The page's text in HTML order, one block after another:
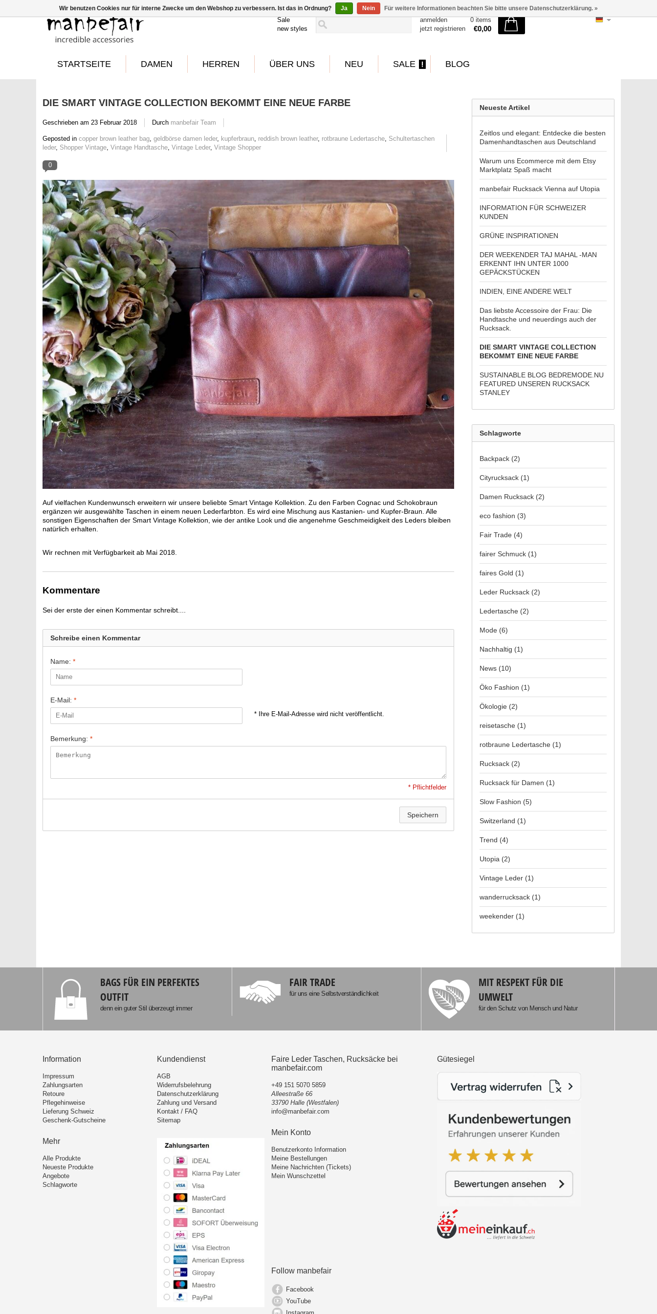
Sale
new styles
anmelden
jetzt registrieren
0 items
€0,00
STARTSEITE DAMEN HERREN ÜBER UNS NEU SALE BLOG
DIE SMART VINTAGE COLLECTION BEKOMMT EINE NEUE FARBE
Geschrieben am 23 Februar 2018 Durch manbefair Team
Geposted in copper brown leather bag, geldbörse damen leder, kupferbraun, reddish brown leather, rotbraune Ledertasche, Schultertaschen
leder, Shopper Vintage, Vintage Handtasche, Vintage Leder, Vintage Shopper
0
Auf vielfachen Kundenwunsch erweitern wir unsere beliebte Smart Vintage Kollektion. Zu den Farben Cognac und Schokobraun
ergänzen wir ausgewählte Taschen in einem neuen Lederfarbton. Es wird eine Mischung aus Kastanien- und Kupfer-Braun. Alle
sonstigen Eigenschaften der Smart Vintage Kollektion, wie der antike Look und die angenehme Geschmeidigkeit des Leders bleiben
natürlich erhalten.
Wir rechnen mit Verfügbarkeit ab Mai 2018.
Kommentare
Sei der erste der einen Kommentar schreibt....
Schreibe einen Kommentar
Name: *
E-Mail: *
* Ihre E-Mail-Adresse wird nicht veröffentlicht.
Bemerkung: *
* Pflichtfelder
Speichern
Neueste Artikel
Zeitlos und elegant: Entdecke die besten
Damenhandtaschen aus Deutschland
Warum uns Ecommerce mit dem Etsy
Marktplatz Spaß macht
manbefair Rucksack Vienna auf Utopia
INFORMATION FÜR SCHWEIZER
KUNDEN
GRÜNE INSPIRATIONEN
DER WEEKENDER TAJ MAHAL -MAN
ERKENNT IHN UNTER 1000
GEPÄCKSTÜCKEN
INDIEN, EINE ANDERE WELT
Das liebste Accessoire der Frau: Die
Handtasche und neuerdings auch der
Rucksack.
DIE SMART VINTAGE COLLECTION
BEKOMMT EINE NEUE FARBE
SUSTAINABLE BLOG BEDREMODE.NU
FEATURED UNSEREN RUCKSACK
STANLEY
Schlagworte
Backpack (2)
Cityrucksack (1)
Damen Rucksack (2)
eco fashion (3)
Fair Trade (4)
fairer Schmuck (1)
faires Gold (1)
Leder Rucksack (2)
Ledertasche (2)
Mode (6)
Nachhaltig (1)
News (10)
Öko Fashion (1)
Ökologie (2)
reisetasche (1)
rotbraune Ledertasche (1)
Rucksack (2)
Rucksack für Damen (1)
Slow Fashion (5)
Switzerland (1)
Trend (4)
Utopia (2)
Vintage Leder (1)
wanderrucksack (1)
weekender (1)
BAGS FÜR EIN PERFEKTES
OUTFIT
denn ein guter Stil überzeugt immer
FAIR TRADE
für uns eine Selbstverständlichkeit
MIT RESPEKT FÜR DIE
UMWELT
für den Schutz von Mensch und Natur
Information
Impressum
Zahlungsarten
Retoure
Pflegehinweise
Lieferung Schweiz
Geschenk-Gutscheine
Mehr
Alle Produkte
Neueste Produkte
Angebote
Schlagworte
Kundendienst
AGB
Widerrufsbelehrung
Datenschutzerklärung
Zahlung und Versand
Kontakt / FAQ
Sitemap
Faire Leder Taschen, Rucksäcke bei
manbefair.com
+49 151 5070 5859
Alleestraße 66
33790 Halle (Westfalen)
info@manbefair.com
Mein Konto
Benutzerkonto Information
Meine Bestellungen
Meine Nachrichten (Tickets)
Mein Wunschzettel
Gütesiegel
Follow manbefair
Facebook
YouTube
Wir benutzen Cookies nur für interne Zwecke um den Webshop zu verbessern. Ist das in Ordnung? Ja Nein Für weitere Informationen beachten Sie bitte unsere Datenschutzerklärung. »